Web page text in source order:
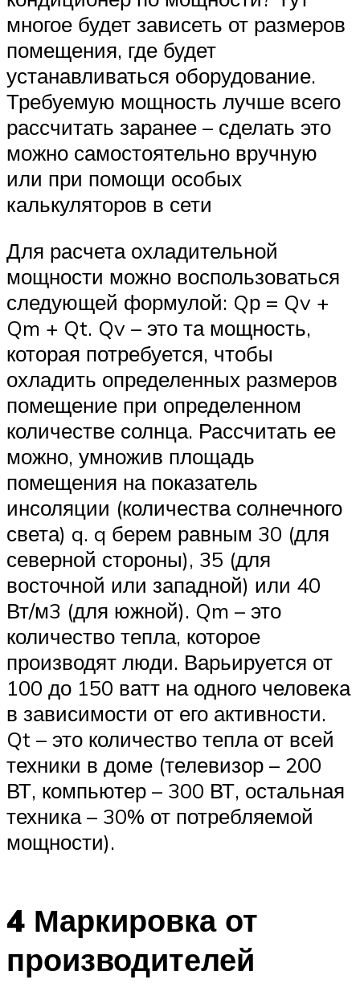
многое будет зависеть от размеров
помещения, где будет
устанавливаться оборудование.
Требуемую мощность лучше всего
рассчитать заранее – сделать это
можно самостоятельно вручную
или при помощи особых
калькуляторов в сети
Для расчета охладительной
мощности можно воспользоваться
следующей формулой: Qр = Qv +
Qm + Qt. Qv – это та мощность,
которая потребуется, чтобы
охладить определенных размеров
помещение при определенном
количестве солнца. Рассчитать ее
можно, умножив площадь
помещения на показатель
инсоляции (количества солнечного
света) q. q берем равным 30 (для
северной стороны), 35 (для
восточной или западной) или 40
Вт/м3 (для южной). Qm – это
количество тепла, которое
производят люди. Варьируется от
100 до 150 ватт на одного человека
в зависимости от его активности.
Qt – это количество тепла от всей
техники в доме (телевизор – 200
ВТ, компьютер – 300 ВТ, остальная
техника – 30% от потребляемой
мощности).
4 Маркировка от
производителей